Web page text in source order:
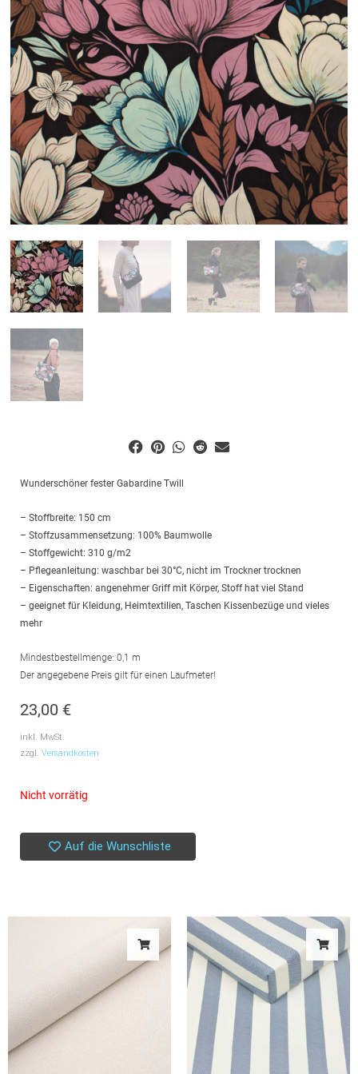
Wunderschöner fester Gabardine Twill
– Stoffbreite: 150 cm
– Stoffzusammensetzung: 100% Baumwolle
– Stoffgewicht: 310 g/m2
– Pflegeanleitung: waschbar bei 30°C, nicht im Trockner trocknen
– Eigenschaften: angenehmer Griff mit Körper, Stoff hat viel Stand
– geeignet für Kleidung, Heimtextilien, Taschen Kissenbezüge und vieles
mehr
Mindestbestellmenge: 0,1 m
Der angegebene Preis gilt für einen Laufmeter!
23,00 €
inkl. MwSt.
zzgl. Versandkosten
Nicht vorrätig
Auf die Wunschliste